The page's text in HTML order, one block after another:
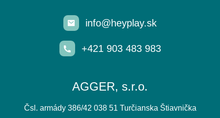
info@heyplay.sk
+421 903 483 983
AGGER, s.r.o.
Čsl. armády 386/42 038 51 Turčianska Štiavnička